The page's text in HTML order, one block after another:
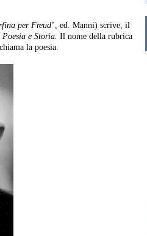
per Freud", ed. Manni) scrive, il
e Storia. Il nome della rubrica
la poesia.